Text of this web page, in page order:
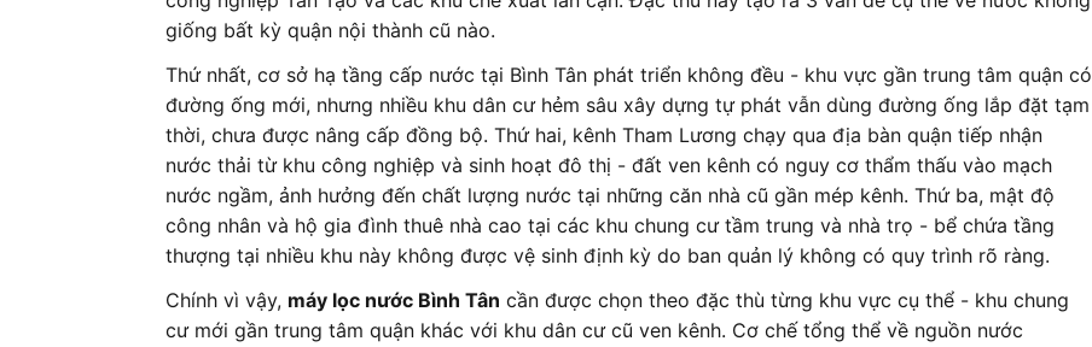
giống bất kỳ quận nội thành cũ nào.
Thứ nhất, cơ sở hạ tầng cấp nước tại Bình Tân phát triển không đều - khu vực gần trung tâm quận có
đường ống mới, nhưng nhiều khu dân cư hẻm sâu xây dựng tự phát vẫn dùng đường ống lắp đặt tạm
thời, chưa được nâng cấp đồng bộ. Thứ hai, kênh Tham Lương chạy qua địa bàn quận tiếp nhận
nước thải từ khu công nghiệp và sinh hoạt đô thị - đất ven kênh có nguy cơ thẩm thấu vào mạch
nước ngầm, ảnh hưởng đến chất lượng nước tại những căn nhà cũ gần mép kênh. Thứ ba, mật độ
công nhân và hộ gia đình thuê nhà cao tại các khu chung cư tầm trung và nhà trọ - bể chứa tầng
thượng tại nhiều khu này không được vệ sinh định kỳ do ban quản lý không có quy trình rõ ràng.
Chính vì vậy, máy lọc nước Bình Tân cần được chọn theo đặc thù từng khu vực cụ thể - khu chung
cư mới gần trung tâm quận khác với khu dân cư cũ ven kênh. Cơ chế tổng thể về nguồn nước